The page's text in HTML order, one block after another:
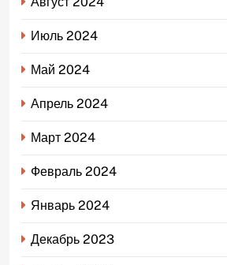
Июль 2024
Май 2024
Апрель 2024
Март 2024
Февраль 2024
Январь 2024
Декабрь 2023